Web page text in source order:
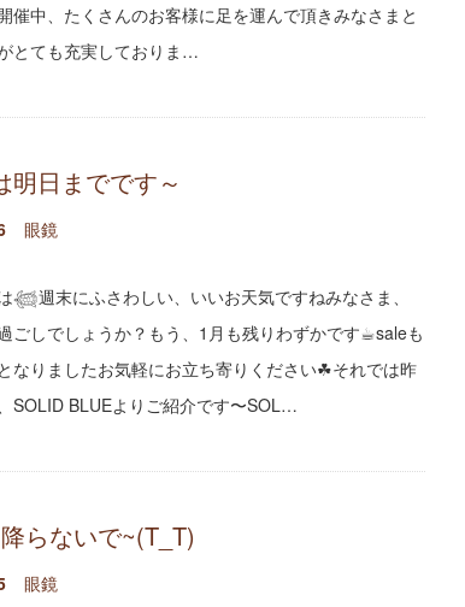
催中、たくさんのお客様に足を運んで頂きみなさまと
とても充実しておりま…
明日までです～
眼鏡
𓆉週末にふさわしい、いいお天気ですねみなさま、
ごしでしょうか？もう、1月も残りわずかです☕︎saleも
なりましたお気軽にお立ち寄りください☘︎それでは昨
SOLID BLUEよりご紹介です〜SOL…
らないで~(T_T)
眼鏡